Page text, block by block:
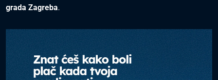
grada Zagreba.